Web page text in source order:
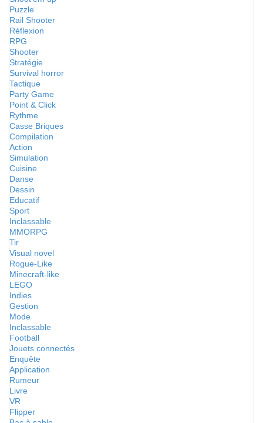
Puzzle
Rail Shooter
Réflexion
RPG
Shooter
Stratégie
Survival horror
Tactique
Party Game
Point & Click
Rythme
Casse Briques
Compilation
Action
Simulation
Cuisine
Danse
Dessin
Educatif
Sport
Inclassable
MMORPG
Tir
Visual novel
Rogue-Like
Minecraft-like
LEGO
Indies
Gestion
Mode
Inclassable
Football
Jouets connectés
Enquête
Application
Rumeur
Livre
VR
Flipper